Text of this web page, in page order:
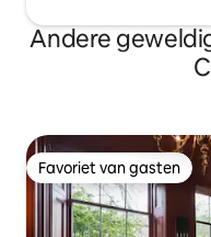
Andere
Favoriet van gasten
Favoriet van gasten